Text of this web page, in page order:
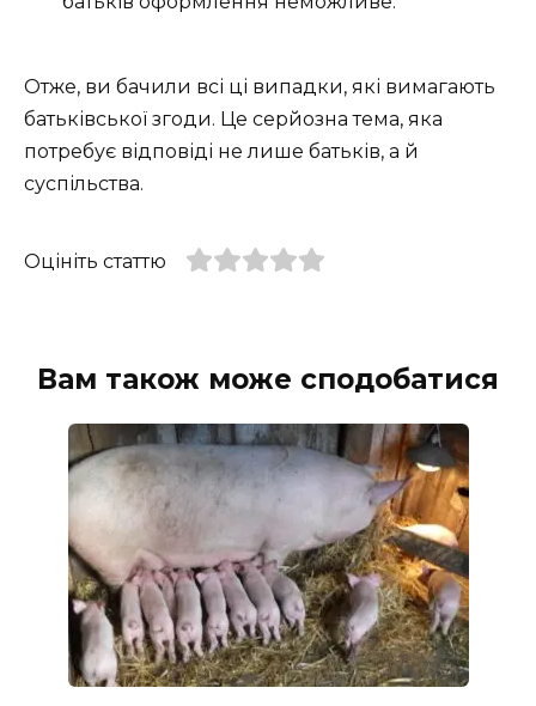
Отже, ви бачили всі ці випадки, які вимагають
батьківської згоди. Це серйозна тема, яка
потребує відповіді не лише батьків, а й
суспільства.
Оцініть статтю
Вам також може сподобатися